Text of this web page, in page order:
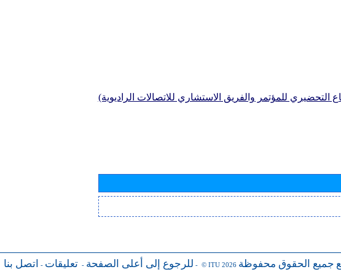
التحضيري للمؤتمر والفريق الاستشاري للاتصالات الراديوية)
للرجوع إلى أعلى الصفحة - تعليقات - اتصل بنا - © ITU 2026 جميع الحقوق محفوظة